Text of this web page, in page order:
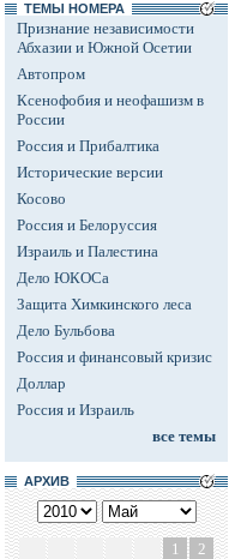
ТЕМЫ НОМЕРА
Признание независимости
Абхазии и Южной Осетии
Автопром
Ксенофобия и неофашизм в
России
Россия и Прибалтика
Исторические версии
Косово
Россия и Белоруссия
Израиль и Палестина
Дело ЮКОСа
Защита Химкинского леса
Дело Бульбова
Россия и финансовый кризис
Доллар
Россия и Израиль
все темы
АРХИВ
1
2